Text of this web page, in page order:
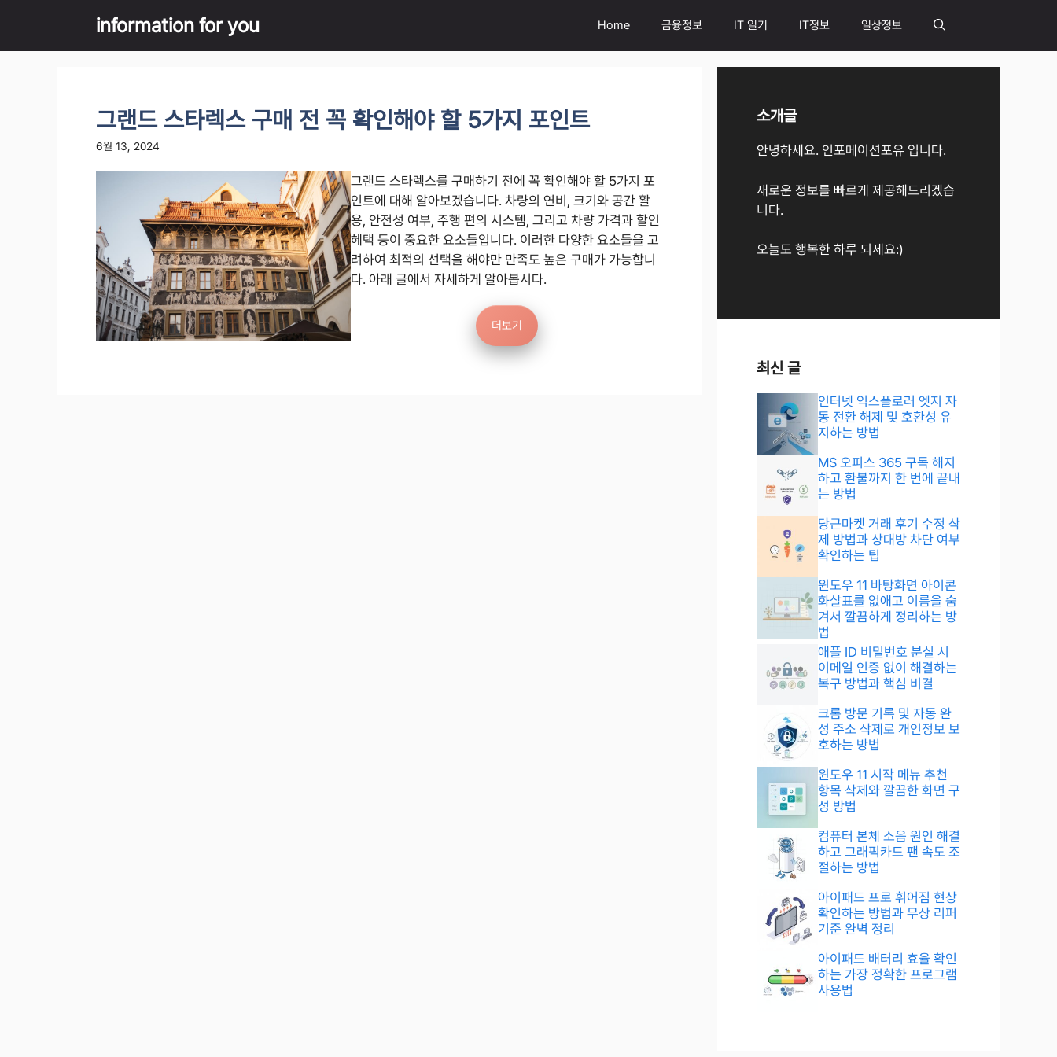
content
information for you Home 금융정보 IT 일기 IT정보 일상정보
그랜드 스타렉스 구매 전 꼭 확인해야 할 5가지 포인트
6월 13, 2024
그랜드 스타렉스를 구매하기 전에 꼭 확인해야 할 5가지 포
인트에 대해 알아보겠습니다. 차량의 연비, 크기와 공간 활
용, 안전성 여부, 주행 편의 시스템, 그리고 차량 가격과 할인
혜택 등이 중요한 요소들입니다. 이러한 다양한 요소들을 고
려하여 최적의 선택을 해야만 만족도 높은 구매가 가능합니
다. 아래 글에서 자세하게 알아봅시다.
더보기
소개글
안녕하세요. 인포메이션포유 입니다.
새로운 정보를 빠르게 제공해드리겠습
니다.
오늘도 행복한 하루 되세요:)
최신 글
인터넷 익스플로러 엣지 자
동 전환 해제 및 호환성 유
지하는 방법
MS 오피스 365 구독 해지
하고 환불까지 한 번에 끝내
는 방법
당근마켓 거래 후기 수정 삭
제 방법과 상대방 차단 여부
확인하는 팁
윈도우 11 바탕화면 아이콘
화살표를 없애고 이름을 숨
겨서 깔끔하게 정리하는 방
법
애플 ID 비밀번호 분실 시
이메일 인증 없이 해결하는
복구 방법과 핵심 비결
크롬 방문 기록 및 자동 완
성 주소 삭제로 개인정보 보
호하는 방법
윈도우 11 시작 메뉴 추천
항목 삭제와 깔끔한 화면 구
성 방법
컴퓨터 본체 소음 원인 해결
하고 그래픽카드 팬 속도 조
절하는 방법
아이패드 프로 휘어짐 현상
확인하는 방법과 무상 리퍼
기준 완벽 정리
아이패드 배터리 효율 확인
하는 가장 정확한 프로그램
사용법